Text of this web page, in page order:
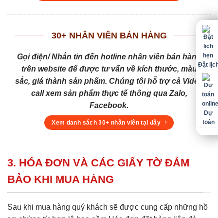
30+ NHÂN VIÊN BÁN HÀNG
Gọi điện/ Nhắn tin đến hotline nhân viên bán hàng
trên website để được tư vấn về kích thước, màu
sắc, giá thành sản phẩm. Chúng tôi hỗ trợ cả Video
call xem sản phẩm thực tế thông qua Zalo,
Facebook.
Xem danh sách 30+ nhân viên tại đây
3. HÓA ĐƠN VÀ CÁC GIẤY TỜ ĐẢM
BẢO KHI MUA HÀNG
Sau khi mua hàng quý khách sẽ được cung cấp những hồ
Đặt
Dự
toán